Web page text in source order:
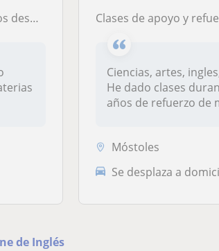
Clases de apoyo y refuerzo de todad las asignaturas
Ciencias, artes,
He dado clases
años de refuerzo de
Móstoles
Se desplaza a
de Inglés